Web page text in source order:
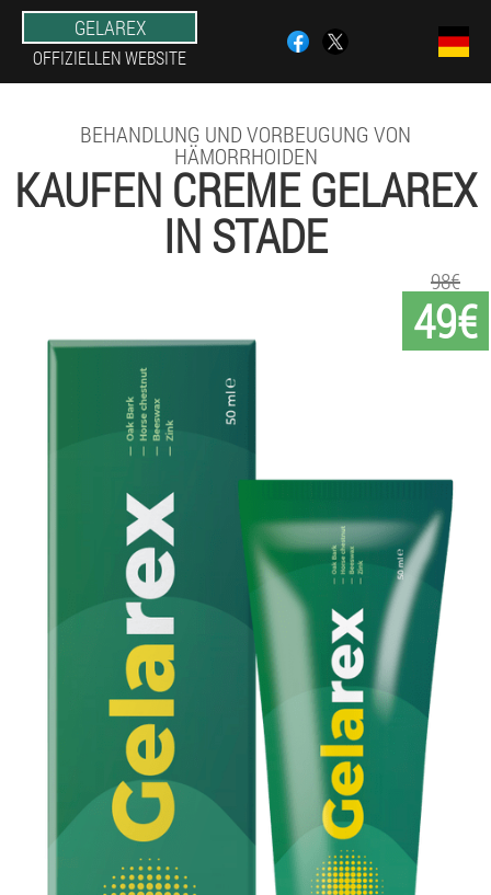
GELAREX
OFFIZIELLEN WEBSITE
BEHANDLUNG UND VORBEUGUNG VON
HÄMORRHOIDEN
KAUFEN CREME GELAREX
IN STADE
49€
98€